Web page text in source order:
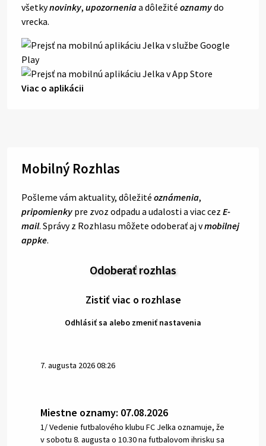
všetkynovinky, upozorneniaa dôležité oznamydo
vrecka.
Viac o aplikácii
Mobilný Rozhlas
Pošleme vám aktuality, dôležité oznámenia,
pripomienky pre zvoz odpadu a udalosti a viac cez E-
mail. Správy z Rozhlasu môžete odoberať aj vmobilnej
appke.
Odoberať rozhlas
Zistiť viac o rozhlase
Odhlásiť sa alebo zmeniť nastavenia
7. augusta 2026 08:26
Miestne oznamy: 07.08.2026
1/ Vedenie futbalového klubu FC Jelka oznamuje, že
v sobotu 8. augusta o 10.30 na futbalovom ihrisku sa